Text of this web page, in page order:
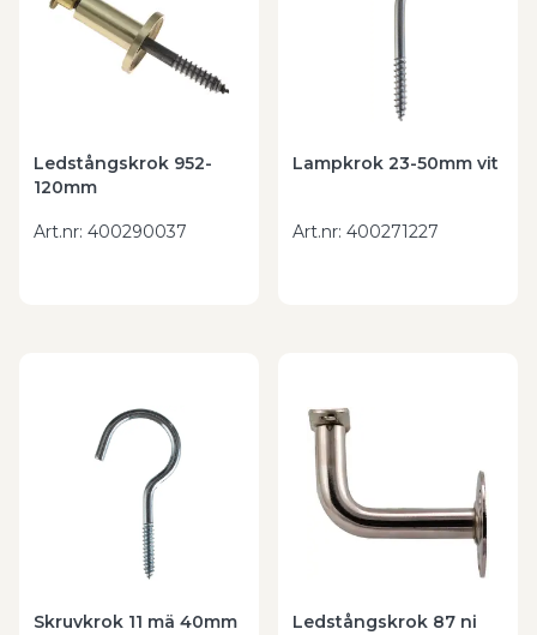
Ledstångskrok 952-
120mm
Art.nr: 400290037
Lampkrok 23-50mm vit
Art.nr: 400271227
Skruvkrok 11 mä 40mm Ledstångskrok 87 ni